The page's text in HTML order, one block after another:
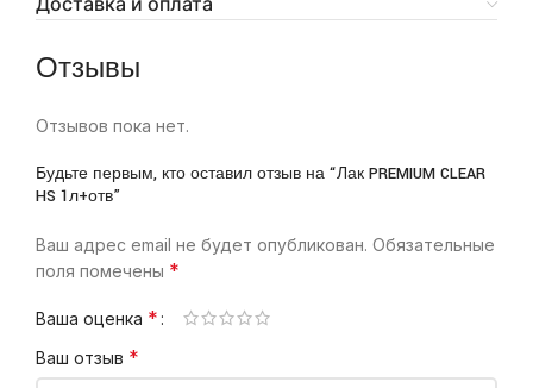
Отзывы
Отзывов пока нет.
Будьте первым, кто оставил отзыв на “Лак PREMIUM CLEAR
HS 1л+отв”
Ваш адрес email не будет опубликован. Обязательные
поля помечены *
Ваша оценка *
Ваш отзыв *